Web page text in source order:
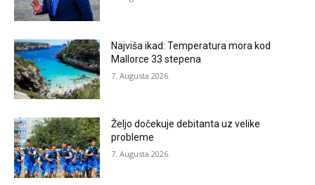
Najviša ikad: Temperatura mora kod
Mallorce 33 stepena
7. Augusta 2026.
Željo dočekuje debitanta uz velike
probleme
7. Augusta 2026.